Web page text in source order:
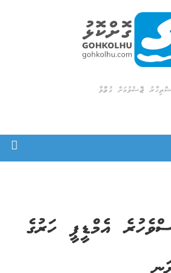
ޖެއްސެވުމަށް ގުޅުއްވާ
އެމްޑީޕީ ހަރުގެ